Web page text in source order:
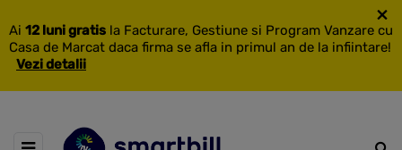
Ai 12 luni gratis la Facturare, Gestiune si Program Vanzare cu
Casa de Marcat daca firma se afla in primul an de la infiintare!
Vezi detalii
×